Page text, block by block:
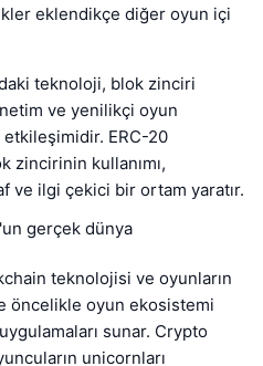
eklendikçe diğer oyun içi
teknoloji, blok zinciri
ve yenilikçi oyun
ERC-20
zincirinin kullanımı,
ve ilgi çekici bir ortam yaratır.
gerçek dünya
teknolojisi ve oyunların
öncelikle oyun ekosistemi
sunar. Crypto
unicornları